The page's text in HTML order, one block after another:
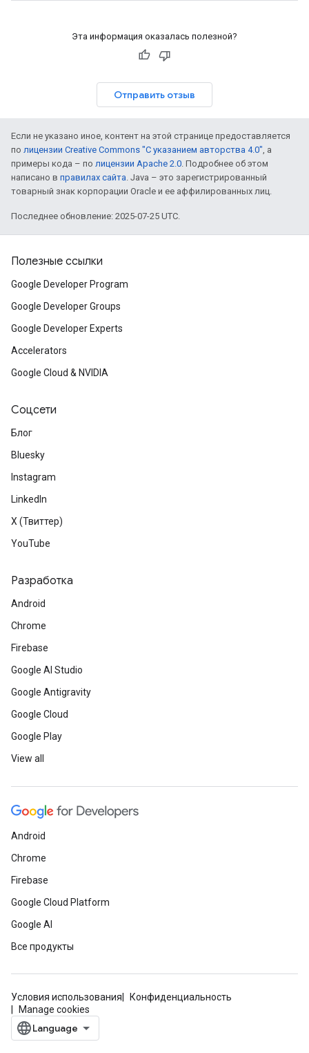
Эта информация оказалась полезной?
Отправить отзыв
Если не указано иное, контент на этой странице предоставляется
по лицензии Creative Commons "С указанием авторства 4.0", а
примеры кода – по лицензии Apache 2.0. Подробнее об этом
написано в правилах сайта. Java – это зарегистрированный
товарный знак корпорации Oracle и ее аффилированных лиц.
Последнее обновление: 2025-07-25 UTC.
Полезные ссылки
Google Developer Program
Google Developer Groups
Google Developer Experts
Accelerators
Google Cloud & NVIDIA
Соцсети
Блог
Bluesky
Instagram
LinkedIn
X (Твиттер)
YouTube
Разработка
Android
Chrome
Firebase
Google AI Studio
Google Antigravity
Google Cloud
Google Play
View all
Android
Chrome
Firebase
Google Cloud Platform
Google AI
Все продукты
Условия использования
Конфиденциальность
Manage cookies